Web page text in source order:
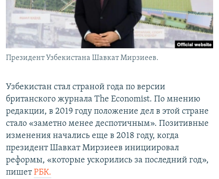
Президент Узбекистана Шавкат Мирзиеев.
Узбекистан стал страной года по версии
британского журнала The Economist. По мнению
редакции, в 2019 году положение дел в этой стране
стало «заметно менее деспотичным». Позитивные
изменения начались еще в 2018 году, когда
президент Шавкат Мирзиеев инициировал
реформы, «которые ускорились за последний год»,
пишетРБК.